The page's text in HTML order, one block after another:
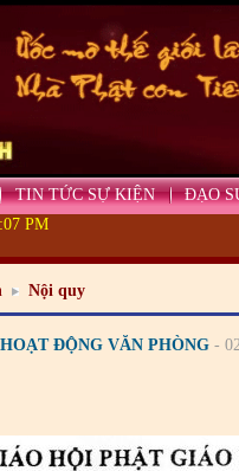
TIN TỨC SỰ KIỆN ĐẠO
PM
Nội quy
ĐỘNG VĂN PHÒNG -